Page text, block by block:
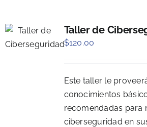
Taller de
$120.00
Este taller le
conocimientos
recomendadas para
ciberseguridad en